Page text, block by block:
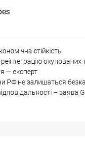
стійкість
окупованих
— експерт
РФ не залишаться
– заява